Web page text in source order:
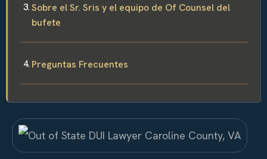
Sobre el Sr. Sris y el equipo de Of Counsel del
bufete
Preguntas Frecuentes